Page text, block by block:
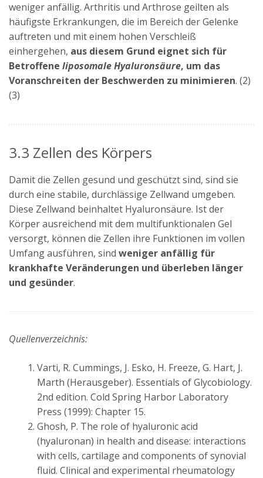
weniger anfällig. Arthritis und Arthrose geilten als
häufigste Erkrankungen, die im Bereich der Gelenke
auftreten und mit einem hohen Verschleiß
einhergehen, aus diesem Grund eignet sich für
Betroffene liposomale Hyaluronsäure, um das
Voranschreiten der Beschwerden zu minimieren. (2)
(3)
3.3 Zellen des Körpers
Damit die Zellen gesund und geschützt sind, sind sie
durch eine stabile, durchlässige Zellwand umgeben.
Diese Zellwand beinhaltet Hyaluronsäure. Ist der
Körper ausreichend mit dem multifunktionalen Gel
versorgt, können die Zellen ihre Funktionen im vollen
Umfang ausführen, sind weniger anfällig für
krankhafte Veränderungen und überleben länger
und gesünder.
Quellenverzeichnis:
Varti, R. Cummings, J. Esko, H. Freeze, G. Hart, J.
Marth (Herausgeber). Essentials of Glycobiology.
2nd edition. Cold Spring Harbor Laboratory
Press (1999): Chapter 15.
Ghosh, P. The role of hyaluronic acid
(hyaluronan) in health and disease: interactions
with cells, cartilage and components of synovial
fluid. Clinical and experimental rheumatology